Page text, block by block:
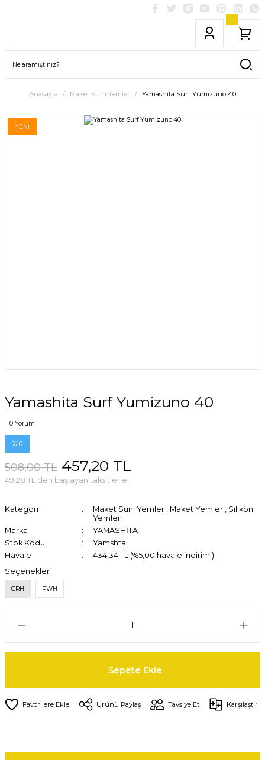
Anasayfa Maket Suni Yemler Yamashita Surf Yumizuno 40
YENİ
Yamashita Surf Yumizuno 40
0 Yorum
%10
508,00 TL 457,20 TL
49,28 TL den başlayan taksitlerle!
Kategori Maket Suni Yemler , Maket Yemler , Silikon
Yemler
Marka
YAMASHİTA
Stok Kodu
Yamshta
Havale
434,34 TL (%5,00 havale indirimi)
Seçenekler
CRH PWH
Sepete Ekle
Ürünü Paylaş Tavsiye Et Karşılaştır